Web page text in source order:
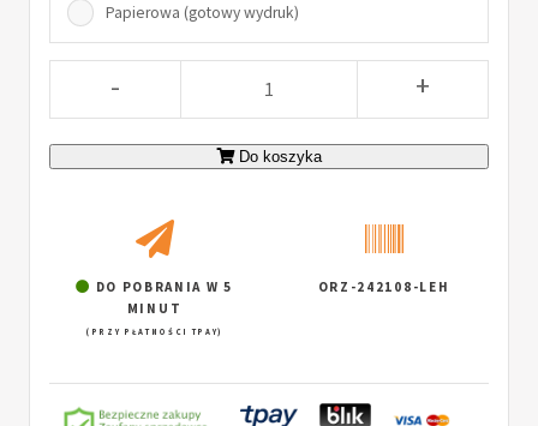
Papierowa (gotowy wydruk)
- +
Do koszyka
DO POBRANIA W 5
MINUT
(PRZY PŁATNOŚCI TPAY)
ORZ-242108-LEH